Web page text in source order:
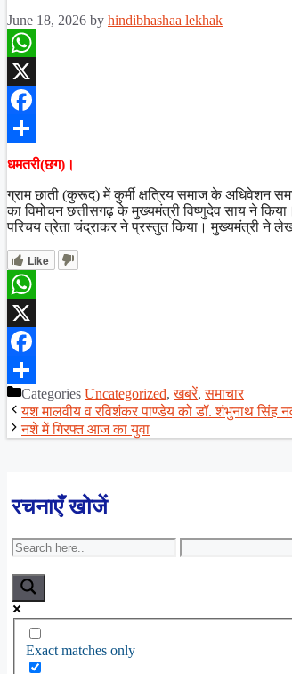
June 18, 2026 by hindibhashaa lekhak
WhatsApp
X
Facebook
Share
धमतरी(छग)।
ग्राम छाती (कुरूद) में कुर्मी क्षत्रिय समाज के अधिवेशन
का विमोचन छत्तीसगढ़ के मुख्यमंत्री विष्णुदेव साय ने
परिचय त्रेता चंद्राकर ने प्रस्तुत किया। मुख्यमंत्री ने
Like
WhatsApp
X
Facebook
ShareCategories Uncategorized,खबरें,समाचार
यश मालवीय व रविशंकर पाण्डेय को डॉ. शंभुनाथ सिंह
नशे में गिरफ्त आज का युवा
रचनाएँ खोजें
Exact matches only